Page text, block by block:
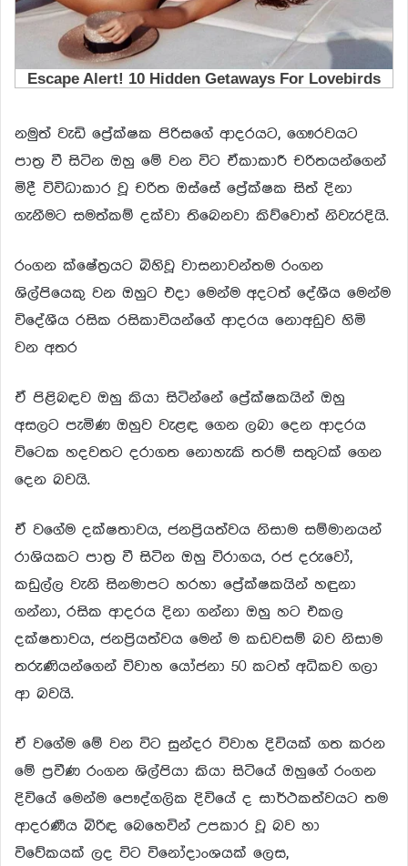
නමුත් වැඩි ප්‍රේක්ෂක පිරිසගේ ආදරයට, ගෞරවයට
පාත්‍ර වී සිටින ඔහු මේ වන විට ඒකාකාරී චරිතයන්ගෙන්
මිදී විවිධාකාර වූ චරිත ඔස්සේ ප්‍රේක්ෂක සිත් දිනා
ගැනීමට සමත්කම් දක්වා තිබෙනවා කිව්වොත් නිවැරදියි.
රංගන ක්ෂේත්‍රයට බිහිවූ වාසනාවන්තම රංගන
ශිල්පියෙකු වන ඔහුට එදා මෙන්ම අදටත් දේශීය මෙන්ම
විදේශීය රසික රසිකාවියන්ගේ ආදරය නොඅඩුව හිමි
වන අතර
ඒ පිළිබඳව ඔහු කියා සිටින්නේ ප්‍රේක්ෂකයින් ඔහු
අසලට පැමිණ ඔහුව වැළඳ ගෙන ලබා දෙන ආදරය
විටෙක හදවතට දරාගත නොහැකි තරම් සතුටක් ගෙන
දෙන බවයි.
ඒ වගේම දක්ෂතාවය, ජනප්‍රියත්වය නිසාම සම්මානයන්
රාශියකට පාත්‍ර වී සිටින ඔහු විරාගය, රජ දරුවෝ,
කඩුල්ල වැනි සිනමාපට හරහා ප්‍රේක්ෂකයින් හඳුනා
ගන්නා, රසික ආදරය දිනා ගන්නා ඔහු හට එකල
දක්ෂතාවය, ජනප්‍රියත්වය මෙන් ම කඩවසම් බව නිසාම
තරුණියන්ගෙන් විවාහ යෝජනා 50 කටත් අධිකව ගලා
ආ බවයි.
ඒ වගේම මේ වන විට සුන්දර විවාහ දිවියක් ගත කරන
මේ ප්‍රවීණ රංගන ශිල්පියා කියා සිටියේ ඔහුගේ රංගන
දිවියේ මෙන්ම පෞද්ගලික දිවියේ ද සාර්ථකත්වයට තම
ආදරණීය බිරිඳ බෙහෙවින් උපකාර වූ බව හා
විවේකයක් ලද විට විනෝදාංශයක් ලෙස,